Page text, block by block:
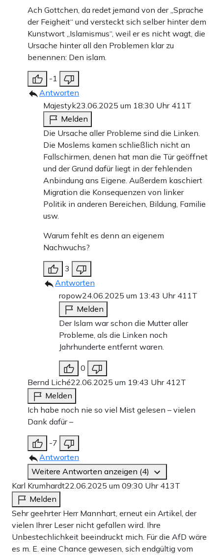
Ach Gottchen, da redet jemand von der „Sprache
der Feigheit“ und versteckt sich selber hinter dem
Kunstwort „Islamismus“, weil er es nicht wagt, die
Ursache hinter all den Problemen klar zu
benennen: Den islam.
-1
Antworten
Majestyk23.06.2025 um 18:30 Uhr 411T
Melden
Die Ursache aller Probleme sind die Linken.
Die Moslems kamen schließlich nicht an
Fallschirmen, denen hat man die Tür geöffnet
und der Grund dafür liegt in der fehlenden
Anbindung ans Eigene. Außerdem kaschiert
Migration die Konsequenzen von linker
Politik in anderen Bereichen, Bildung, Familie
usw.
Warum fehlt es denn an eigenem
Nachwuchs?
3
Antworten
ropow24.06.2025 um 13:43 Uhr 411T
Melden
Der Islam war schon die Mutter aller
Probleme, als die Linken noch
Jahrhunderte entfernt waren.
0
Bernd Liché22.06.2025 um 19:43 Uhr 412T
Melden
Ich habe noch nie so viel Mist gelesen – vielen
Dank dafür –
-7
Antworten
Weitere Antworten anzeigen (4)
Karl Krumhardt22.06.2025 um 09:30 Uhr 413T
Melden
Sehr geehrter Herr Mannhart, erneut ein Artikel, der
vielen Ihrer Leser nicht gefallen wird. Ihre
Unbestechlichkeit beeindruckt mich. Für die AfD wäre
es m. E. eine Chance gewesen, sich endgültig vom